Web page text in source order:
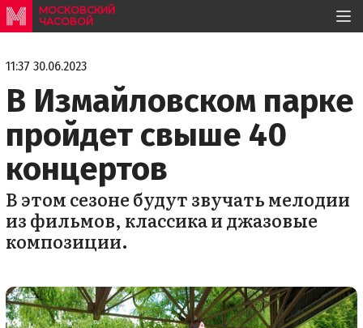
МОСКОВСКИЙ
ЧАСОВОЙ
11:37 30.06.2023
В Измайловском парке
пройдет свыше 40
концертов
В этом сезоне будут звучать мелодии
из фильмов, классика и джазовые
композиции.